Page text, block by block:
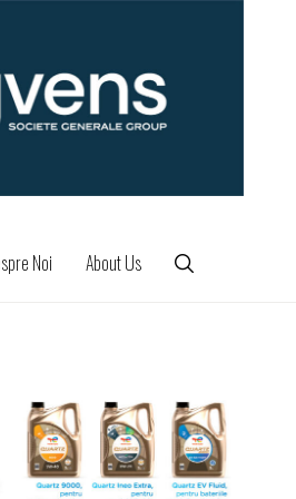
Noi About Us